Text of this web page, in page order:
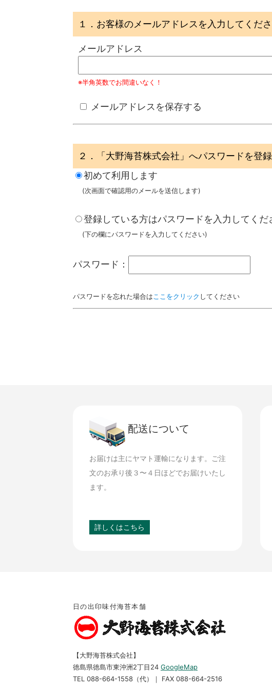
１．お客様のメールアドレスを入力してくだ
メールアドレス
※半角英数でお間違いなく！
メールアドレスを保存する
２．「大野海苔株式会社」へパスワードを登
初めて利用します
(次画面で確認用のメールを送信します)
登録している方はパスワードを入力してくだ
(下の欄にパスワードを入力してください)
パスワード：
パスワードを忘れた場合は ここをクリック してください
配送について
お届けは主にヤマト運輸になります。ご注
文のお承り後３〜４日ほどでお届けいたし
ます。
詳しくはこちら
日の出印味付海苔本舗
【大野海苔株式会社】
徳島県徳島市東沖洲2丁目24 GoogleMap
TEL 088-664-1558（代）｜ FAX 088-664-2516